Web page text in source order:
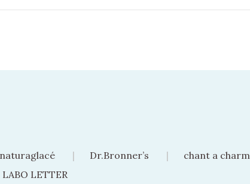
naturaglacé Dr.Bronner’s
chant a charm
LABO LETTER